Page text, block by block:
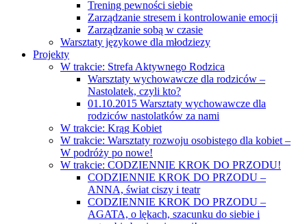
Trening pewności siebie
Zarządzanie stresem i kontrolowanie emocji
Zarządzanie sobą w czasie
Warsztaty językowe dla młodziezy
Projekty
W trakcie: Strefa Aktywnego Rodzica
Warsztaty wychowawcze dla rodziców –
Nastolatek, czyli kto?
01.10.2015 Warsztaty wychowawcze dla
rodziców nastolatków za nami
W trakcie: Krąg Kobiet
W trakcie: Warsztaty rozwoju osobistego dla kobiet –
W podróży po nowe!
W trakcie: CODZIENNIE KROK DO PRZODU!
CODZIENNIE KROK DO PRZODU –
ANNA, świat ciszy i teatr
CODZIENNIE KROK DO PRZODU –
AGATA, o lękach, szacunku do siebie i